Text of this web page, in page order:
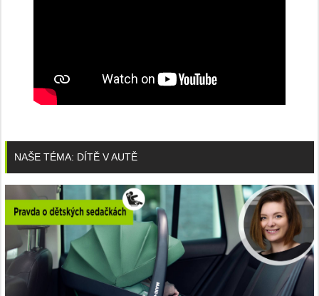
NAŠE TÉMA: DÍTĚ V AUTĚ